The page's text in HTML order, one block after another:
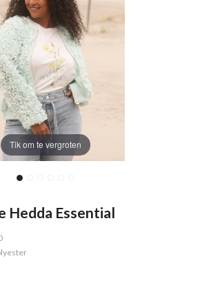
Tik om te vergroten
Hedda Essential